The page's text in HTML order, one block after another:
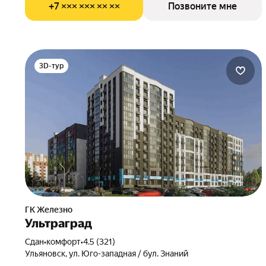
+7 ××× ××× ×× ×× Позвоните мне
3D-тур
ГК Железно
Ультраград
Сдан•комфорт•4.5 (321)
Ульяновск, ул. Юго-западная / бул. Знаний